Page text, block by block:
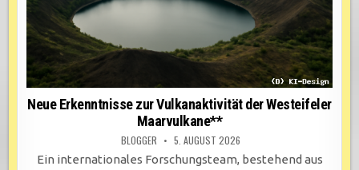
Neue Erkenntnisse zur Vulkanaktivität der Westeifeler
Maarvulkane**
BLOGGER
5. AUGUST 2026
Ein internationales Forschungsteam, bestehend aus